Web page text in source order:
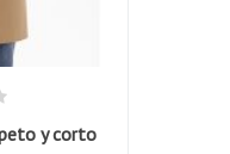
y corto